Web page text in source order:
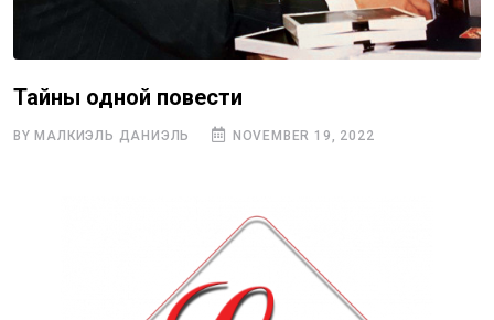
Тайны одной повести
BY МАЛКИЭЛЬ ДАНИЭЛЬ NOVEMBER 19, 2022